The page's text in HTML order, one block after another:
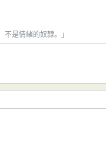
是情緒的奴隸。」